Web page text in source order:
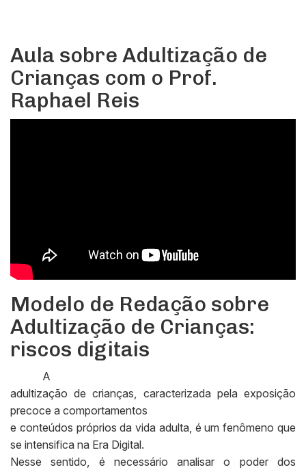
Aula sobre Adultização de
Crianças com o Prof.
Raphael Reis
Modelo de Redação sobre
Adultização de Crianças:
riscos digitais
A
adultização de crianças, caracterizada pela exposição
precoce a comportamentos
e conteúdos próprios da vida adulta, é um fenômeno que
se intensifica na Era Digital.
Nesse sentido, é necessário analisar o poder dos